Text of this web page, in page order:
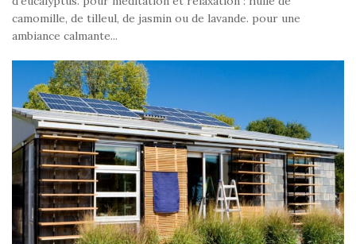
camomille, de tilleul, de jasmin ou de lavande. pour une
ambiance calmante...